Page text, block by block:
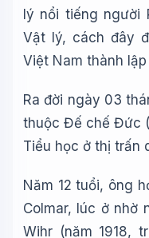
lý nổi tiếng người
Vật lý, cách đây
Việt Nam thành lập
Ra đời ngày 03
thuộc Đế chế Đức
Tiểu học ở thị trấn
Năm 12 tuổi, ông
Colmar, lúc ở nhờ
Wihr (năm 1918,